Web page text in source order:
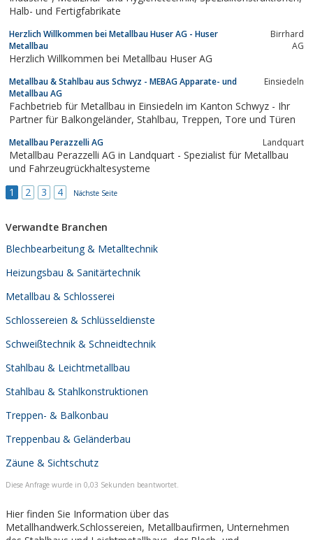
Halb- und Fertigfabrikate
Herzlich Willkommen bei Metallbau Huser AG - Huser
Metallbau
Birrhard
AG
Herzlich Willkommen bei Metallbau Huser AG
Metallbau & Stahlbau aus Schwyz - MEBAG Apparate- und
Metallbau AG
Einsiedeln
Fachbetrieb für Metallbau in Einsiedeln im Kanton Schwyz - Ihr
Partner für Balkongeländer, Stahlbau, Treppen, Tore und Türen
Metallbau Perazzelli AG Landquart
Metallbau Perazzelli AG in Landquart - Spezialist für Metallbau
und Fahrzeugrückhaltesysteme
1
2 3 4 Nächste Seite
Verwandte Branchen
Blechbearbeitung & Metalltechnik
Heizungsbau & Sanitärtechnik
Metallbau & Schlosserei
Schlossereien & Schlüsseldienste
Schweißtechnik & Schneidtechnik
Stahlbau & Leichtmetallbau
Stahlbau & Stahlkonstruktionen
Treppen- & Balkonbau
Treppenbau & Geländerbau
Zäune & Sichtschutz
Diese Anfrage wurde in 0,03 Sekunden beantwortet.
Hier finden Sie Information über das
Metallhandwerk.Schlossereien, Metallbaufirmen, Unternehmen